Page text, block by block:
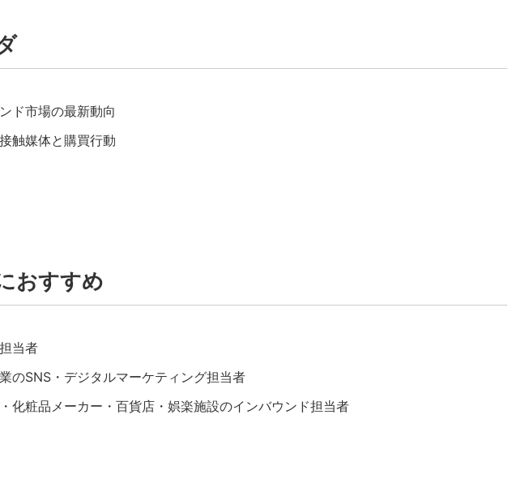
ド市場の最新動向
触媒体と購買行動
おすすめ
当者
のSNS・デジタルマーケティング担当者
化粧品メーカー・百貨店・娯楽施設のインバウンド担当者